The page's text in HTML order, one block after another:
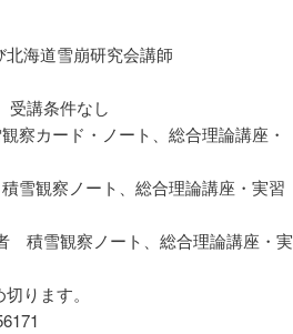
海道雪崩研究会講師
講条件なし
カード・ノート、総合理論講座・
観察ノート、総合理論講座・実習
雪観察ノート、総合理論講座・実
ります。